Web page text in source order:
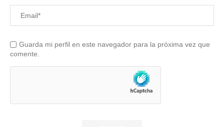
Guarda mi perfil en este navegador para la próxima vez que
comente.